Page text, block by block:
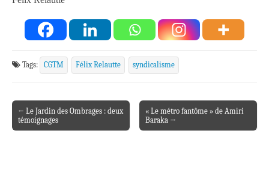
Tags: CGTM Félix Relautte syndicalisme
Post navigation
← Le Jardin des Ombrages : deux
témoignages
« Le métro fantôme » de Amiri
Baraka →